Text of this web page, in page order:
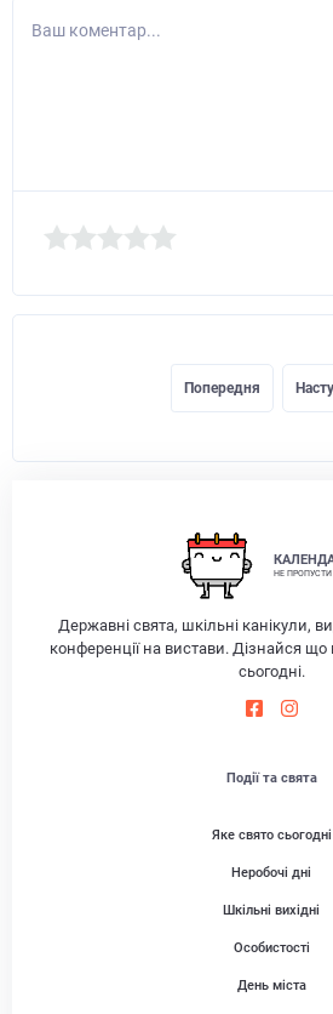
Ваш коментар...
Попередня
НЕ
Державні свята, шкільні канікули,
конференції на вистави. Дізнайся що
сьогодні.
Події та свята
Яке свято сьогодні
Неробочі дні
Шкільні вихідні
Особистості
День міста